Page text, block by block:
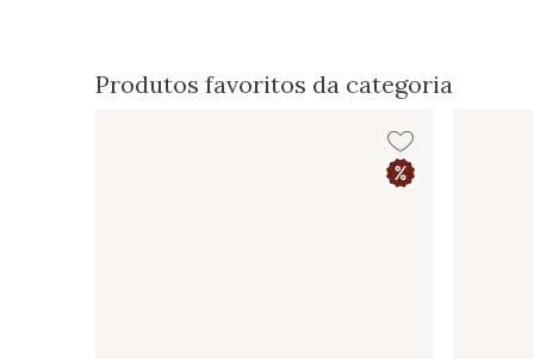
Produtos favoritos da categoria